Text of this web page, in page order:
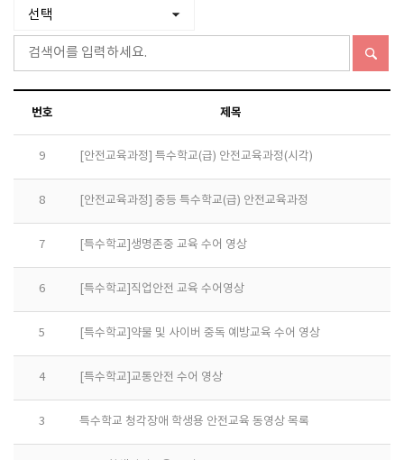
번호 제목
9 [안전교육과정] 특수학교(급) 안전교육과정(시각)
8 [안전교육과정] 중등 특수학교(급) 안전교육과정
7 [특수학교]생명존중 교육 수어 영상
6 [특수학교]직업안전 교육 수어영상
5 [특수학교]약물 및 사이버 중독 예방교육 수어 영상
4 [특수학교]교통안전 수어 영상
3 특수학교 청각장애 학생용 안전교육 동영상 목록